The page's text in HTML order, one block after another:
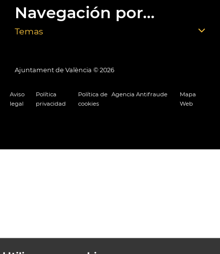
Navegación por...
Temas
Ajuntament de València © 2026
Aviso
legal
Política
privacidad
Política de
cookies
Agencia Antifraude
Mapa
Web